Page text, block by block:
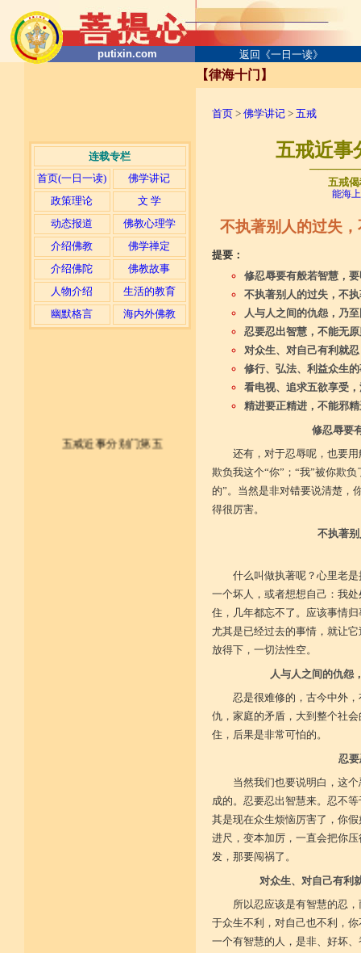
putixin.com 返回《一日一读》
连载专栏
首页(一日一读)
佛学讲记
政策理论
文 学
动态报道
佛教心理学
介绍佛教
佛学禅定
介绍佛陀
佛教故事
人物介绍
生活的教育
幽默格言
海内外佛教
【律海十门】
首页 > 佛学讲记 > 五戒
五戒近事
五戒
能海
不执著别人的过失
提要：
修忍辱要有般若智慧，
不执著别人的过失，不
人与人之间的仇怨，乃
忍要忍出智慧，不能无
对众生、对自己有利就
修行、弘法、利益众生
看电视、追求五欲享受
精进要正精进，不能邪
修忍辱要
还有，对于忍辱呢，也要
欺负我这个“你”；“我”被你欺
的”。当然是非对错要说清楚，
得很厉害。
不执著
什么叫做执著呢？心里老
一个坏人，或者想想自己：我
住，几年都忘不了。应该事情
尤其是已经过去的事情，就让
放得下，一切法性空。
人与人之间的仇怨
忍是很难修的，古今中外
仇，家庭的矛盾，大到整个社
住，后果是非常可怕的。
忍
当然我们也要说明白，这
成的。忍要忍出智慧来。忍不
其是现在众生烦恼厉害了，你
进尺，变本加厉，一直会把你
发，那要闯祸了。
对众生、对自己有利
所以忍应该是有智慧的忍
于众生不利，对自己也不利，
一个有智慧的人，是非、好坏
五戒近事分别门第五